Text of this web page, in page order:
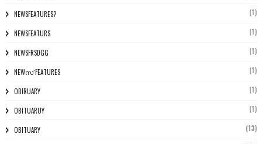
NEWSFEATURES? (1)
NEWSFEATURS (1)
NEWSFRSDGG (1)
NEWസ് FEATURES (1)
OBIRUARY (1)
OBITUARUY (1)
OBITUARY (13)